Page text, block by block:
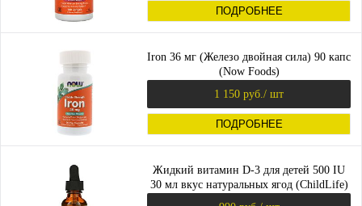
ПОДРОБНЕЕ
Iron 36 мг (Железо двойная сила) 90 капс
(Now Foods)
1 150 руб. / шт
ПОДРОБНЕЕ
Жидкий витамин D-3 для детей 500 IU
30 мл вкус натуральных ягод (ChildLife)